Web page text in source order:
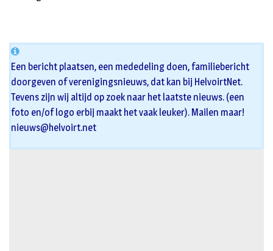
Een bericht plaatsen, een mededeling doen, familiebericht
doorgeven of verenigingsnieuws, dat kan bij HelvoirtNet.
Tevens zijn wij altijd op zoek naar het laatste nieuws. (een
foto en/of logo erbij maakt het vaak leuker). Mailen maar!
nieuws@helvoirt.net